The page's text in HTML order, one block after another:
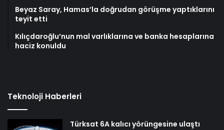
Beyaz Saray, Hamas’la doğrudan görüşme yaptıklarını
teyit etti
Kılıçdaroğlu’nun mal varlıklarına ve banka hesaplarına
haciz konuldu
Teknoloji Haberleri
Türksat 6A kalıcı yörüngesine ulaştı